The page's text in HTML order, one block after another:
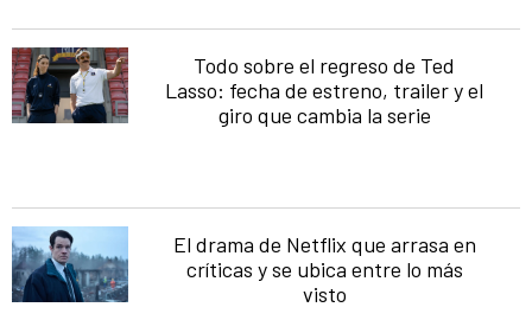
Todo sobre el regreso de Ted
Lasso: fecha de estreno, trailer y el
giro que cambia la serie
El drama de Netflix que arrasa en
críticas y se ubica entre lo más
visto